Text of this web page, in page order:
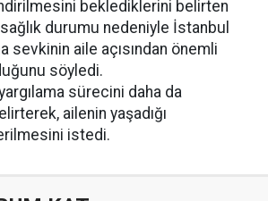
beklediklerini belirten
durumu nedeniyle İstanbul
sevkinin aile açısından önemli
söyledi.
sürecini daha da
ailenin yaşadığı
istedi.